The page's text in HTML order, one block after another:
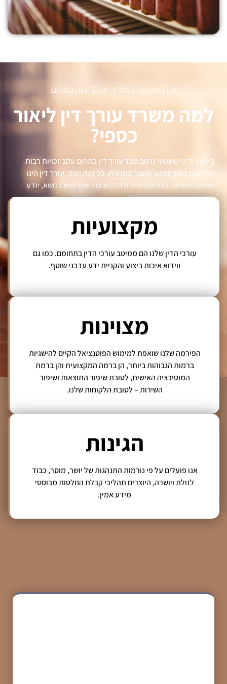
עם ניסיון של למעלה מ-20 שנה בתחום
למה משרד עורך דין ליאור
כספי?
בייעוץ וליווי משפטי נרחב מצד עורך דין בתחום עקב זכויות רבות
הקיימות בחוק ברגעי משבר כמו אלו. כל זאת ועוד, עורך דין הינו
מומחה בתחום בכל הפרטים ולו הקטנים ביותר שיש בנושא, יודע
לתת מענה מהיר וטיפול יעיל.
פשיטות רגל, חדלון פירעון והוצאה לפועל, ובשל כל אלה מחזיק
בניסיון רב בפירוק חברות מרצון או בכפייה בעקבות בקשות נושים.
במידה ואתם מעוניינים בליווי משפטי ומעוניינים בסיוע של עורך דין,
משרדנו ישמח לסייע לכם בכך.
הערכים שלנו:
מקצועיות
עורכי הדין שלנו הם ממיטב עורכי הדין בתחומם. כמו גם
ווידוא איכות ביצוע והקניית ידע עדכני שוטף.
מצוינות
הפירמה שלנו שואפת למימוש הפוטנציאל הקיים להישגיות
ברמות הגבוהות ביותר, הן ברמה המקצועית והן ברמת
המוטיבציה האישית, לטובת שיפור התוצאות ושיפור
השירות – לטובת הלקוחות שלנו.
הגינות
אנו פועלים על פי נורמות התנהגות של יושר, מוסר, כבוד
לזולת ויושרה, היוצרים תהליכי קבלת החלטות מבוססי
מידע אמין.